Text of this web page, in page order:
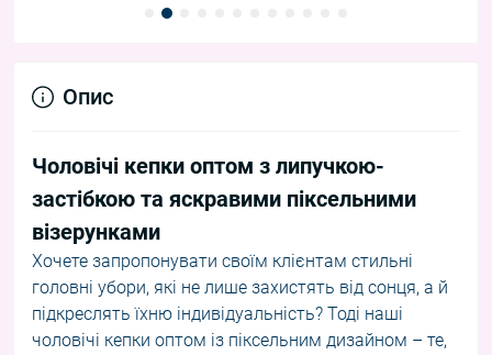
Опис
Чоловічі кепки оптом з липучкою-
застібкою та яскравими піксельними
візерунками
Хочете запропонувати своїм клієнтам стильні
головні убори, які не лише захистять від сонця, а й
підкреслять їхню індивідуальність? Тоді наші
чоловічі кепки оптом із піксельним дизайном – те,